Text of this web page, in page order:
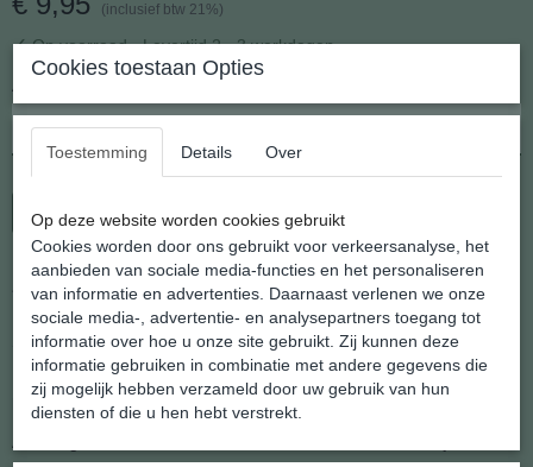
(inclusief btw 21%)
✓Op voorraad- Levertijd 2 - 3 werkdagen
In winkelwagen
Zilveren Oorhangers Kristal Bal Roze
Een compleet nieuwe serie zomerse oorhangers uit het atelier van
Shanna's Gems and More
De oorhangers hebben een kristallen balletje met veranderende
kleuren bij bewegen en zilveren oorhaakjes
Cookies toestaan Opties
Toestemming Details Over
Op deze website worden cookies gebruikt
Cookies worden door ons gebruikt voor verkeersanalyse, het
aanbieden van sociale media-functies en het personaliseren
van informatie en advertenties. Daarnaast verlenen we onze
sociale media-, advertentie- en analysepartners toegang tot
informatie over hoe u onze site gebruikt. Zij kunnen deze
informatie gebruiken in combinatie met andere gegevens die
zij mogelijk hebben verzameld door uw gebruik van hun
diensten of die u hen hebt verstrekt.